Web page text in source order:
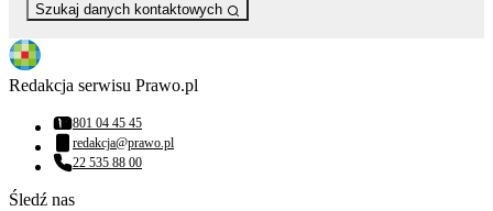
Szukaj danych kontaktowych
Redakcja serwisu Prawo.pl
Numer telefonu:
801 04 45 45
Adres email:
redakcja@prawo.pl
Numer telefonu:
22 535 88 00
Śledź nas